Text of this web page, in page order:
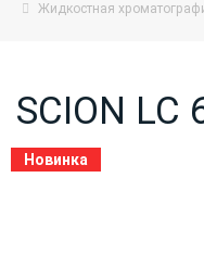
Жидкостная
SCION LC
Новинка